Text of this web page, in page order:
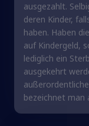
ausgezahlt.
deren Kinder,
haben. Haben
auf Kindergeld,
lediglich ein
ausgekehrt
bezeichnet man